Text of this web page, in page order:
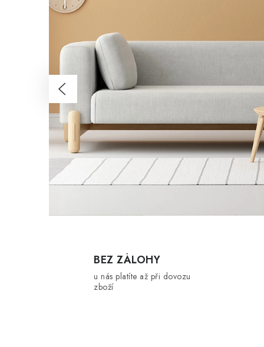
e
j
t
e
v
n
Předchozí
BEZ ZÁLOHY
u nás platíte až při dovozu
zboží